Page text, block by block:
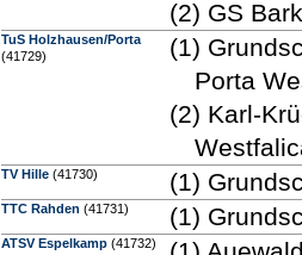
(2) GS
TuS Holzhausen/Porta
(41729)
(1)
Porta
(2) Karl-
TV Hille (41730) (1)
TTC Rahden (41731) (1)
ATSV Espelkamp (41732)